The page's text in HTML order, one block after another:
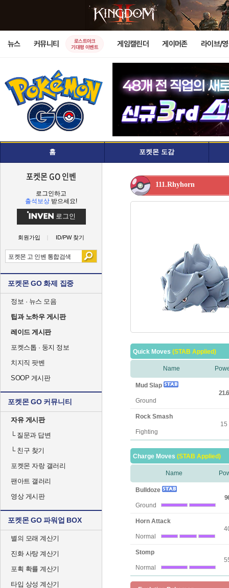
뉴스 커뮤니티
로스트아크
기대평 이벤트
게임캘린더 게이머존 라이브/
홈 포켓몬 도감
포켓몬 GO 인벤
로그인하고
출석보상 받으세요!
로그인
회원가입 ID/PW 찾기
포켓몬 GO 화제 집중
정보 · 뉴스 모음
팁과 노하우 게시판
레이드 게시판
포켓스톱 · 둥지 정보
치지직 팟벤
SOOP 게시판
포켓몬 GO 커뮤니티
자유 게시판
└질문과 답변
└친구 찾기
포켓몬 자랑 갤러리
팬아트 갤러리
영상 게시판
포켓몬 GO 파워업 BOX
별의 모래 계산기
진화 사탕 계산기
포획 확률 계산기
타입 상성 계산기
111.Rhyhorn
Quick Moves (STAB Applied)
Name
Mud Slap
Ground
21.6
Rock Smash
Fighting
15
Charge Moves (STAB Applied)
Name
Bulldoze
Ground
Horn Attack
Normal
Stomp
Normal